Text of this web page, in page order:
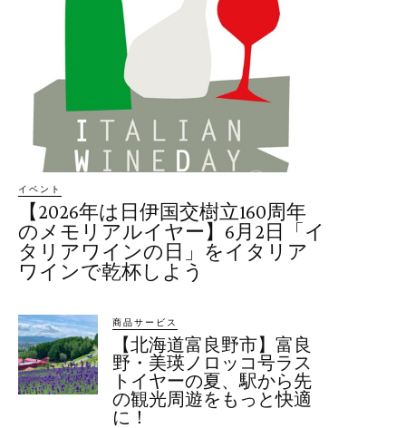
イベント
【2026年は日伊国交樹立160周年
のメモリアルイヤー】6月2日「イ
タリアワインの日」をイタリア
ワインで乾杯しよう
商品サービス
【北海道富良野市】富良
野・美瑛ノロッコ号ラス
トイヤーの夏、駅から先
の観光周遊をもっと快適
に！